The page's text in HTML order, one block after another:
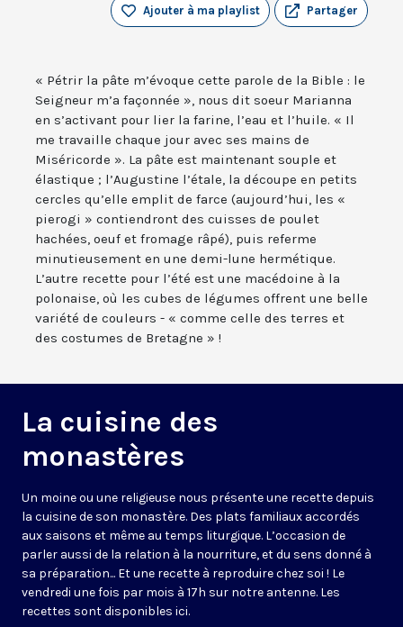
Partager
Ajouter à ma playlist
« Pétrir la pâte m’évoque cette parole de la Bible : le
Seigneur m’a façonnée », nous dit soeur Marianna
en s’activant pour lier la farine, l’eau et l’huile. « Il
me travaille chaque jour avec ses mains de
Miséricorde ». La pâte est maintenant souple et
élastique ; l’Augustine l’étale, la découpe en petits
cercles qu’elle emplit de farce (aujourd’hui, les «
pierogi » contiendront des cuisses de poulet
hachées, oeuf et fromage râpé), puis referme
minutieusement en une demi-lune hermétique.
L’autre recette pour l’été est une macédoine à la
polonaise, où les cubes de légumes offrent une belle
variété de couleurs - « comme celle des terres et
des costumes de Bretagne » !
La cuisine des
monastères
Un moine ou une religieuse nous présente une recette depuis
la cuisine de son monastère. Des plats familiaux accordés
aux saisons et même au temps liturgique. L’occasion de
parler aussi de la relation à la nourriture, et du sens donné à
sa préparation... Et une recette à reproduire chez soi ! Le
vendredi une fois par mois à 17h sur notre antenne. Les
recettes sont disponibles ici.